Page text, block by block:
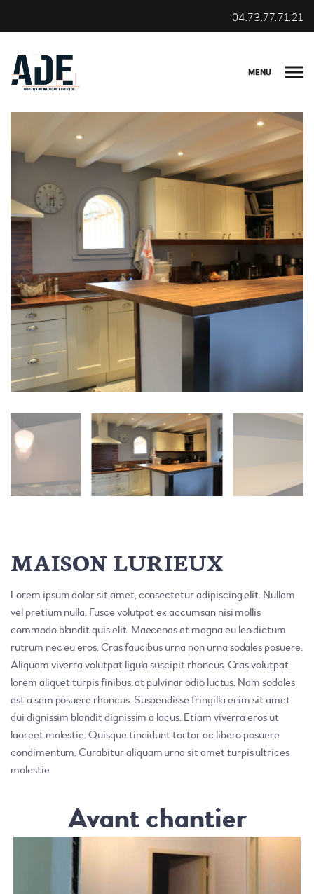
04.73.77.71.21
MENU
MAISON LURIEUX
Lorem ipsum dolor sit amet, consectetur adipiscing elit. Nullam
vel pretium nulla. Fusce volutpat ex accumsan nisi mollis
commodo blandit quis elit. Maecenas et magna eu leo dictum
rutrum nec eu eros. Cras faucibus urna non urna sodales posuere.
Aliquam viverra volutpat ligula suscipit rhoncus. Cras volutpat
lorem aliquet turpis finibus, at pulvinar odio luctus. Nam sodales
est a sem posuere rhoncus. Suspendisse fringilla enim sit amet
dui dignissim blandit dignissim a lacus. Etiam viverra eros ut
laoreet molestie. Quisque tincidunt tortor ac libero posuere
condimentum. Curabitur aliquam urna sit amet turpis ultrices
molestie
Avant chantier